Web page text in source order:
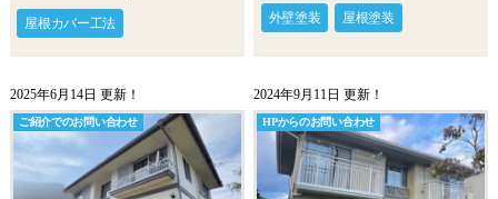
屋根カバー工法 外壁塗装 屋根塗装
2025年6月14日 更新！
ご紹介でのお問い合わせ
2024年9月11日 更新！
HPからのお問い合わせ